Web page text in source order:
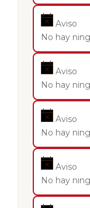
Aviso
No hay
Aviso
No hay
Aviso
No hay
Aviso
No hay